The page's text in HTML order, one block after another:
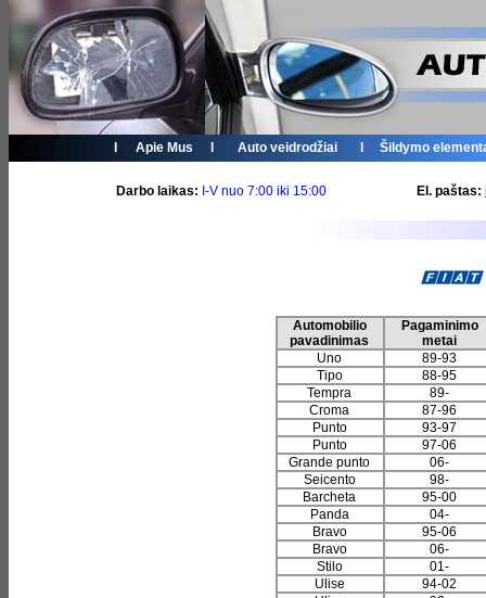
Apie Mus Auto veidrodžiai Šildymo
Darbo laikas: I-V nuo 7:00 iki 15:00 El. paštas:
Automobilio
pavadinimas
Pagaminimo
metai
Uno
89-93
Tipo
88-95
Tempra
89-
Croma
87-96
Punto
93-97
Punto
97-06
Grande punto
06-
Seicento
98-
Barcheta
95-00
Panda
04-
Bravo
95-06
Bravo
06-
Stilo
01-
Ulise
94-02